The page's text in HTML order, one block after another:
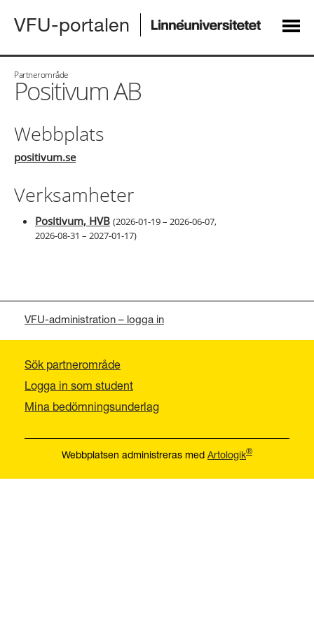
VFU-portalen
Partnerområde
Positivum AB
Webbplats
positivum.se
Verksamheter
Positivum, HVB (2026-01-19 – 2026-06-07,
2026-08-31 – 2027-01-17)
VFU-administration – logga in
Sök partnerområde
Logga in som student
Mina bedömningsunderlag
Webbplatsen administreras med Artologik®